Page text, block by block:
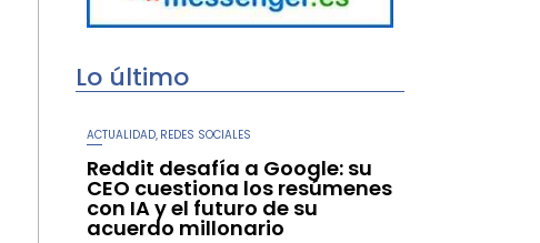
Lo último
ACTUALIDAD REDES SOCIALES
Reddit desafía a Google: su
CEO cuestiona los resúmenes
con IA y el futuro de su
acuerdo millonario